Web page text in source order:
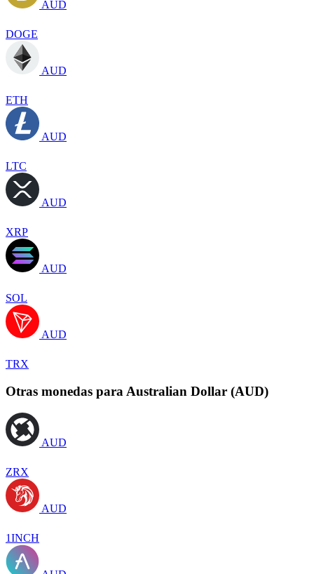
AUD
DOGE
AUD
ETH
AUD
LTC
AUD
XRP
AUD
SOL
AUD
TRX
Otras monedas para Australian Dollar (AUD)
AUD
ZRX
AUD
1INCH